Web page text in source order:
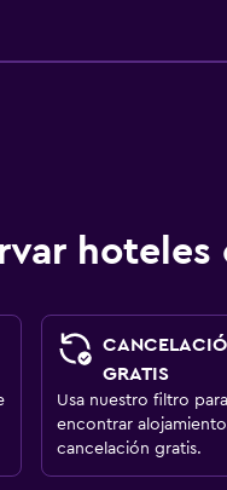
GRATIS
Usa nuestro filtro para
encontrar
cancelación gratis.